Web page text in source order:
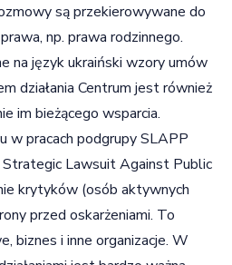
są przekierowywane do
np. prawa rodzinnego.
na język ukraiński wzory umów
działania Centrum jest również
im bieżącego wsparcia.
w pracach podgrupy SLAPP
Lawsuit Against Public
krytyków (osób aktywnych
przed oskarżeniami. To
biznes i inne organizacje. W